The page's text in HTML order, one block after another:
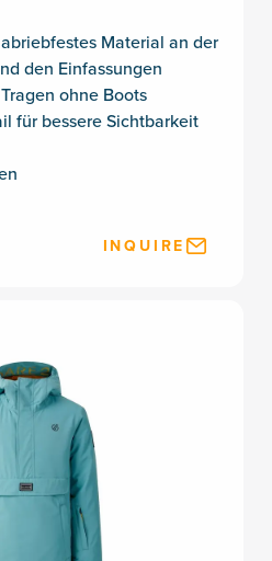
Material an der
den Einfassungen
ohne Boots
für bessere Sichtbarkeit
INQUIRE